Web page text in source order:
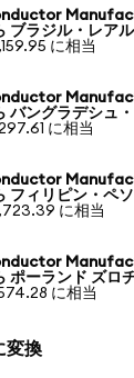
ブラジル・レアル
に相当
バングラデシュ
に相当
フィリピン・ペソ
に相当
ポーランド ズロ
に相当
変換